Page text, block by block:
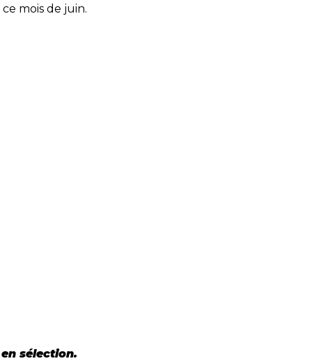
mois de juin.
sélection.